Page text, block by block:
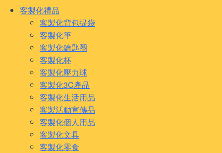
客製化禮品
客製化背包提袋
客製化筆
客製化鑰匙圈
客製化杯
客製化壓力球
客製化3C產品
客製化生活用品
客製活動宣傳品
客製化個人用品
客製化文具
客製化零食